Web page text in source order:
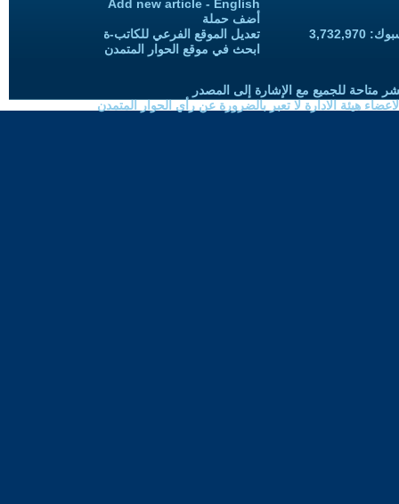
Add new article - English
أضف حملة
تعديل الموقع الفرعي للكاتب-ة
ابحث في موقع الحوار المتمدن
متاحة للجميع مع الإشارة إلى المصدر
هيئة الادارة لا تعبر بالضرورة عن رأي الحوار المتمدن